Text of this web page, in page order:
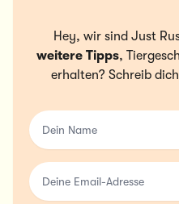
Hey, wir sind Just
weitere Tipps,
erhalten? Schreib
Dein Name
Deine Email-Adresse